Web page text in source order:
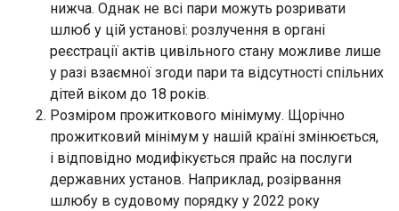
нижча. Однак не всі пари можуть розривати
шлюб у цій установі: розлучення в органі
реєстрації актів цивільного стану можливе лише
у разі взаємної згоди пари та відсутності спільних
дітей віком до 18 років.
Розміром прожиткового мінімуму. Щорічно
прожитковий мінімум у нашій країні змінюється,
і відповідно модифікується прайс на послуги
державних установ. Наприклад, розірвання
шлюбу в судовому порядку у 2022 року